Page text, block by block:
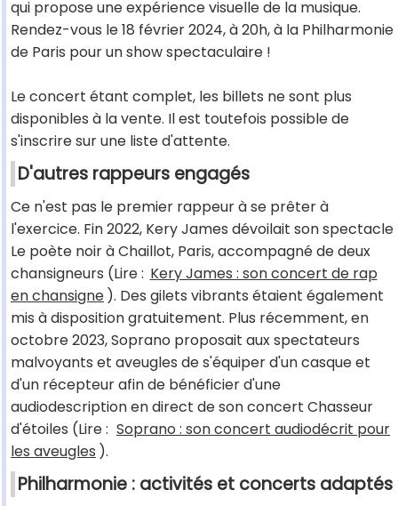
qui propose une expérience visuelle de la musique.
Rendez-vous le 18 février 2024, à 20h, à la Philharmonie
de Paris pour un show spectaculaire !
Le concert étant complet, les billets ne sont plus
disponibles à la vente. Il est toutefois possible de
s'inscrire sur une liste d'attente.
D'autres rappeurs engagés
Ce n'est pas le premier rappeur à se prêter à
l'exercice. Fin 2022, Kery James dévoilait son spectacle
Le poète noir à Chaillot, Paris, accompagné de deux
chansigneurs (Lire : Kery James : son concert de rap
en chansigne ). Des gilets vibrants étaient également
mis à disposition gratuitement. Plus récemment, en
octobre 2023, Soprano proposait aux spectateurs
malvoyants et aveugles de s'équiper d'un casque et
d'un récepteur afin de bénéficier d'une
audiodescription en direct de son concert Chasseur
d'étoiles (Lire : Soprano : son concert audiodécrit pour
les aveugles ).
Philharmonie : activités et concerts adaptés